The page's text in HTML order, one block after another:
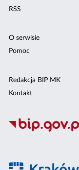
RSS
O serwisie
Pomoc
Redakcja BIP MK
Kontakt